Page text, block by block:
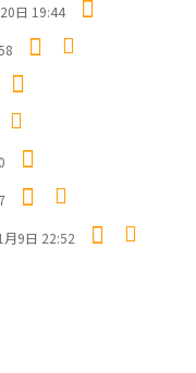
日 19:44
月9日 22:52